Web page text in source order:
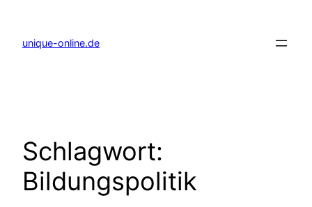
springen
unique-online.de
Schlagwort:
Bildungspolitik